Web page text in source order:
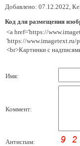
Добавлено: 07.12.2022,
Код для размещения
<a href='https://
'https://www.imagetext.ru/
<br>Картинки с
Имя:
Коммент:
Антиспам: